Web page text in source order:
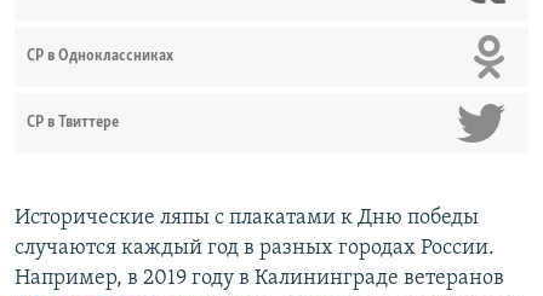
СР в Одноклассниках
СР в Твиттере
Исторические ляпы с плакатами к Дню победы
случаются каждый год в разных городах России.
Например, в 2019 году в Калининграде ветеранов